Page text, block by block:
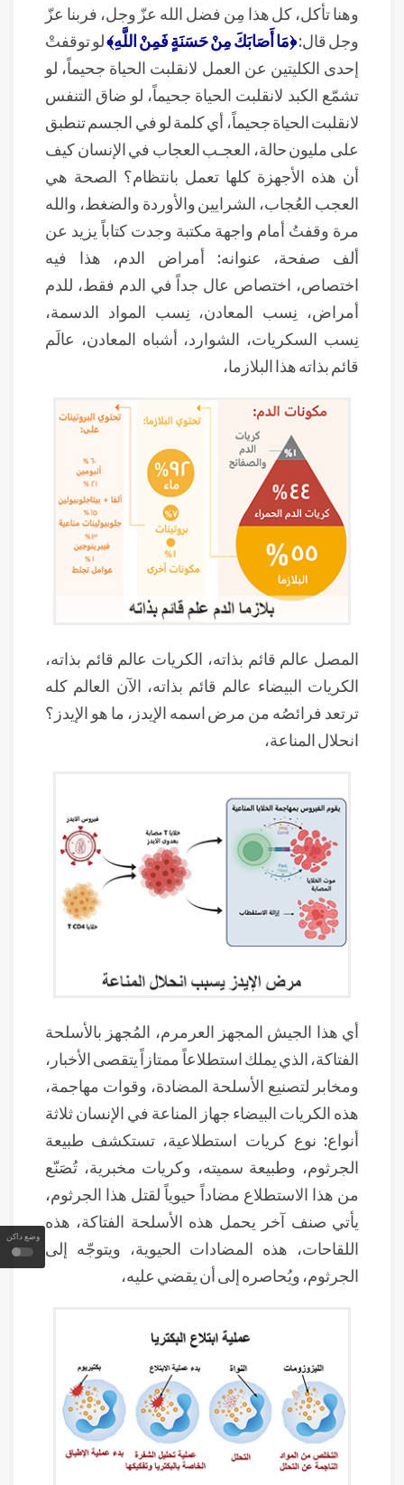
وضع داكن
وهنا تأكل، كل هذا مِن فضل الله عزّ وجل، فربنا عزّ
وجل قال:﴿مَا أَصَابَكَ مِنْ حَسَنَةٍ فَمِنْ اللَّهِ﴾لو توقفتْ
إحدى الكليتين عن العمل لانقلبت الحياة جحيماً، لو
تشمّع الكبد لانقلبت الحياة جحيماً، لو ضاق التنفس
لانقلبت الحياة جحيماً، أي كلمة لو في الجسم تنطبق
على مليون حالة، العجـب العجاب في الإنسان كيف
أن هذه الأجهزة كلها تعمل بانتظام؟ الصحة هي
العجب العُجاب، الشرايين والأوردة والضغط، والله
مرة وقفتُ أمام واجهة مكتبة وجدت كتاباً يزيد عن
ألف صفحة، عنوانه: أمراض الدم، هذا فيه
اختصاص، اختصاص عال جداً في الدم فقط، للدم
أمراض، نِسب المعادن، نِسب المواد الدسمة،
نِسب السكريات، الشوارد، أشباه المعادن، عالَم
قائم بذاته هذا البلازما،
المصل عالم قائم بذاته، الكريات عالم قائم بذاته،
الكريات البيضاء عالم قائم بذاته، الآن العالم كله
ترتعد فرائصُه من مرض اسمه الإيدز، ما هو الإيدز؟
انحلال المناعة،
أي هذا الجيش المجهز العرمرم، المُجهز بالأسلحة
الفتاكة، الذي يملك استطلاعاً ممتازاً يتقصى الأخبار،
ومخابر لتصنيع الأسلحة المضادة، وقوات مهاجمة،
هذه الكريات البيضاء جهاز المناعة في الإنسان ثلاثة
أنواع: نوع كريات استطلاعية، تستكشف طبيعة
الجرثوم، وطبيعة سميته، وكريات مخبرية، تُصَنّع
من هذا الاستطلاع مضاداً حيوياً لقتل هذا الجرثوم،
يأتي صنف آخر يحمل هذه الأسلحة الفتاكة، هذه
اللقاحات، هذه المضادات الحيوية، ويتوجّه إلى
الجرثوم، ويُحاصره إلى أن يقضي عليه،